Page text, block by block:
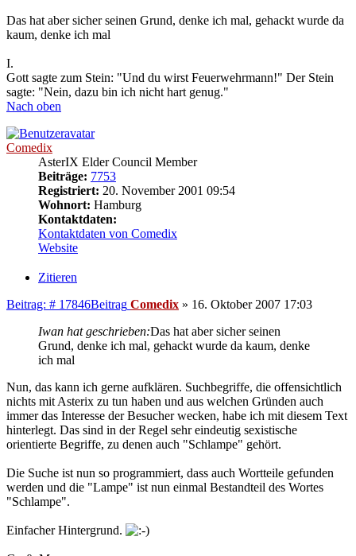
Das hat aber sicher seinen Grund, denke ich mal, gehackt wurde da
kaum, denke ich mal
I.
Gott sagte zum Stein: "Und du wirst Feuerwehrmann!" Der Stein
sagte: "Nein, dazu bin ich nicht hart genug."
Nach oben
Comedix
AsterIX Elder Council Member
Beiträge: 7753
Registriert: 20. November 2001 09:54
Wohnort: Hamburg
Kontaktdaten:
Kontaktdaten von Comedix
Website
Zitieren
Beitrag: # 17846Beitrag Comedix » 16. Oktober 2007 17:03
Iwan hat geschrieben:Das hat aber sicher seinen
Grund, denke ich mal, gehackt wurde da kaum, denke
ich mal
Nun, das kann ich gerne aufklären. Suchbegriffe, die offensichtlich
nichts mit Asterix zu tun haben und aus welchen Gründen auch
immer das Interesse der Besucher wecken, habe ich mit diesem Text
hinterlegt. Das sind in der Regel sehr eindeutig sexistische
orientierte Begriffe, zu denen auch "Schlampe" gehört.
Die Suche ist nun so programmiert, dass auch Wortteile gefunden
werden und die "Lampe" ist nun einmal Bestandteil des Wortes
"Schlampe".
Einfacher Hintergrund.